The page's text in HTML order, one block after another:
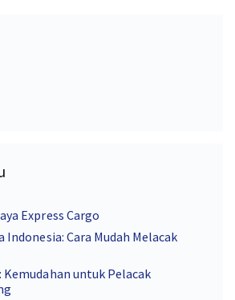
Express Cargo
Indonesia: Cara Mudah Melacak
Kemudahan untuk Pelacak